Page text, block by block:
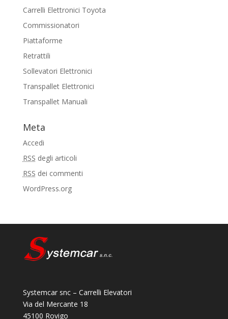
Carrelli Elettronici Toyota
Commissionatori
Piattaforme
Retrattili
Sollevatori Elettronici
Transpallet Elettronici
Transpallet Manuali
Meta
Accedi
RSS degli articoli
RSS dei commenti
WordPress.org
Systemcar snc – Carrelli Elevatori
Via del Mercante 18
45100 Rovigo